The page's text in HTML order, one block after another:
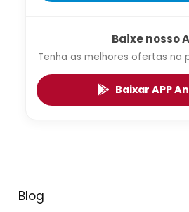
Baixe nosso
Tenha as melhores ofertas na
Baixar APP
Blog